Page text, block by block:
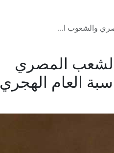
والشعوب ا...
المصري
العام الهجري